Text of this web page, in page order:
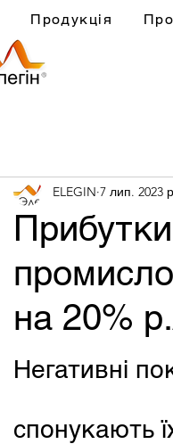
Продукція
на 20%
ELEGIN 7 лип. 2023
Негативні
спонукають